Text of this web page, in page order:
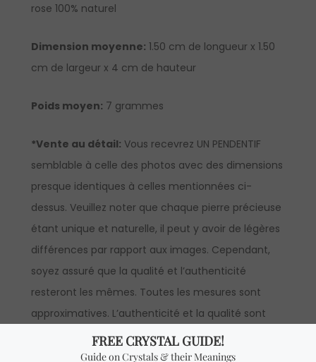
rose 100% naturel
Dimension moyenne: 1.50 cm de longueur x 1.50
cm de largeur x 4 cm de hauteur
Poids moyen: 7 grammes
*Vente au détail: Vous recevrez UN PENDENTIF
semblable à celle des photos avec des dimensions
presque identiques à celles mentionnées ci-
dessus. Veuillez noter que chaque pierre précieuse
étant unique et naturelle, il peut y avoir de légères
différences par rapport aux images. Cependant,
soyez assuré que la qualité et l’authenticité
resteront les mêmes. Toutes les mesures sont
approximatives. L’authenticité et la qualité sont
garanties à 100%.